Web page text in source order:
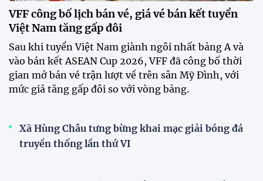
VFF công bố lịch bán vé, giá vé bán kết tuyển
Việt Nam tăng gấp đôi
Sau khi tuyển Việt Nam giành ngôi nhất bảng A và
vào bán kết ASEAN Cup 2026, VFF đã công bố thời
gian mở bán vé trận lượt về trên sân Mỹ Đình, với
mức giá tăng gấp đôi so với vòng bảng.
Xã Hùng Châu tưng bừng khai mạc giải bóng đá
truyền thống lần thứ VI